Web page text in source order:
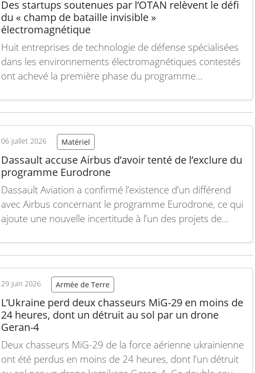
Des startups soutenues par l’OTAN relèvent le défi
du « champ de bataille invisible »
électromagnétique
Huit entreprises de technologie de défense spécialisées
dans les environnements électromagnétiques contestés
ont achevé la première phase du programme
britannique. Elles ont présenté leurs systèmes lors d’une
militaires, acteurs industriels et investisseurs à la
Defence Academy du…
06 juillet 2026 Matériel
Dassault accuse Airbus d’avoir tenté de l’exclure du
programme Eurodrone
Dassault Aviation a confirmé l’existence d’un différend
avec Airbus concernant le programme Eurodrone, ce qui
ajoute une nouvelle incertitude à l’un des projets de
Dassault, Eric Trappier, a déclaré qu’Airbus avait tenté
programme multinational Eurodrone, selon…
suite
29 juin 2026 Armée de Terre
L’Ukraine perd deux chasseurs MiG-29 en moins de
24 heures, dont un détruit au sol par un drone
Geran-4
Deux chasseurs MiG-29 de la force aérienne ukrainienne
ont été perdus en moins de 24 heures, dont l’un détruit